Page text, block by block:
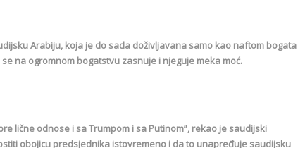
Arabiju, koja je do sada doživljavana samo kao naftom bogata
na ogromnom bogatstvu zasnuje i njeguje meka moć.
lične odnose i sa Trumpom i sa Putinom”, rekao je saudijski
obojicu predsjednika istovremeno i da to unapređuje saudijsku